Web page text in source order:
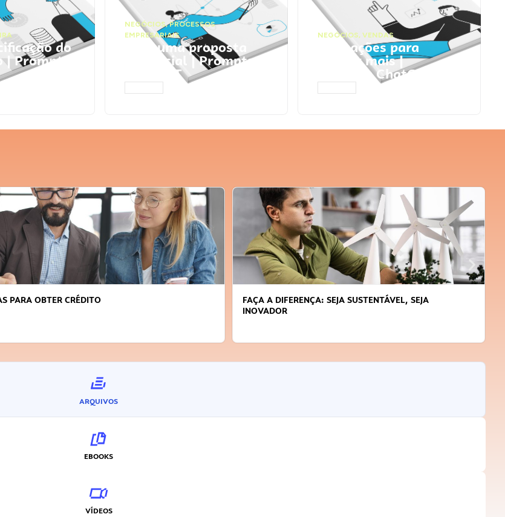
do
| Prompts
NEGÓCIOS,PROCESSOS
EMPRESARIAIS
Faça uma proposta
comercial | Prompts
ChatGPT
NEGÓCIOS, VENDAS
Faça ações para
vender mais |
Prompts ChatGPT
A DIFERENÇA: SEJA SUSTENTÁVEL, SEJA
APRENDA A GERENCIAR O SEU TEMPO
ARQUIVOS
EBOOKS
VÍDEOS